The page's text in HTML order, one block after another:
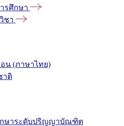
รศึกษา
ชา
น (ภาษาไทย)
าติ
กษาระดับปริญญาบัณฑิต